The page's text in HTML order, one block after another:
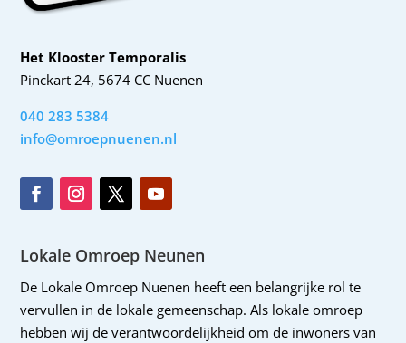
Het Klooster Temporalis
Pinckart 24, 5674 CC Nuenen
040 283 5384
info@omroepnuenen.nl
Lokale Omroep Neunen
De Lokale Omroep Nuenen heeft een belangrijke rol te
vervullen in de lokale gemeenschap. Als lokale omroep
hebben wij de verantwoordelijkheid om de inwoners van